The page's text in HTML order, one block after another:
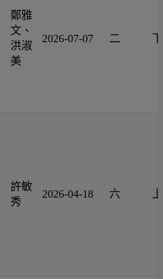
鄭雅
文、
洪淑
美
2026-07-07 二
許敏
秀
2026-04-18 六